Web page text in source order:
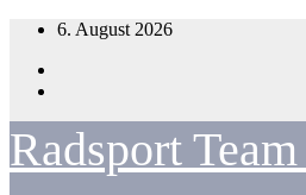
Zum
springen
6. August 2026
Radsport